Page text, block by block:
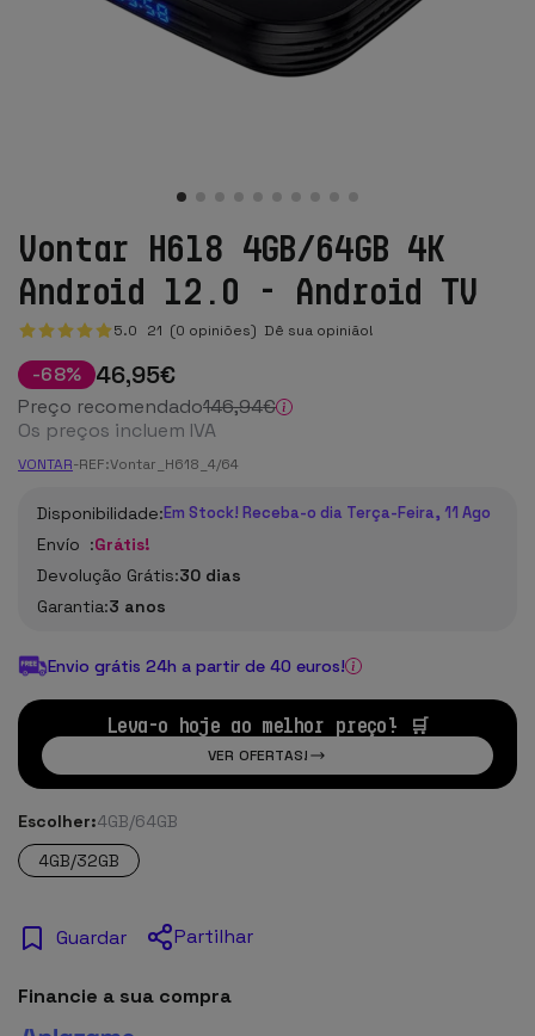
Vontar H618 4GB/64GB 4K
Android 12.0 - Android TV
5.0 21 (0 opiniões) Dê sua opinião!
-68% 46,95€
Preço recomendado146,94€
Os preços incluem IVA
VONTAR-REF:Vontar_H618_4/64
Disponibilidade:Em Stock! Receba-o dia Terça-Feira, 11 Ago
Envío :Grátis!
Devolução Grátis:30 dias
Garantia:3 anos
Envio grátis 24h a partir de 40 euros!
Leva-o hoje ao melhor preço! 🛒
VER OFERTAS!
Escolher:4GB/64GB
4GB/32GB
Guardar Partilhar
Financie a sua compra